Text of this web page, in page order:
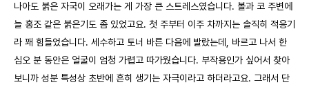
나아도 붉은 자국이 오래가는 게 가장 큰 스트레스였습니다. 볼과 코 주변에
늘 홍조 같은 붉은기도 좀 있었고요. 첫 주부터 이주 차까지는 솔직히 적응기
라 꽤 힘들었습니다. 세수하고 토너 바른 다음에 발랐는데, 바르고 나서 한
십오 분 동안은 얼굴이 엄청 가렵고 따가웠습니다. 부작용인가 싶어서 찾아
보니까 성분 특성상 초반에 흔히 생기는 자극이라고 하더라고요. 그래서 단